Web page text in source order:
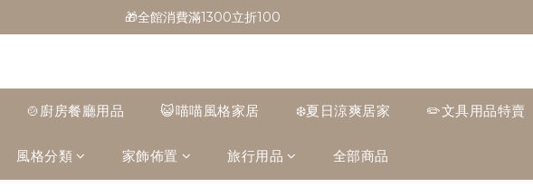
🎁全館消費滿1300立折100
🎁全館消費滿1300立折100
🚛全館滿$799超取免運  $1500宅配免運
🎁全館消費滿1300立折100
🍲廚房餐廳用品 😺喵喵風格家居 ❄️夏日涼爽居家 ✏️文具用品特賣
風格分類 家飾佈置 旅行用品 全部商品